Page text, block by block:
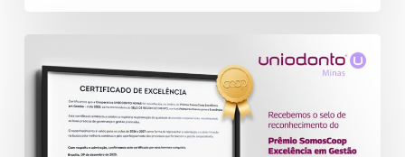
Minas
reconhecida
nacionalmente